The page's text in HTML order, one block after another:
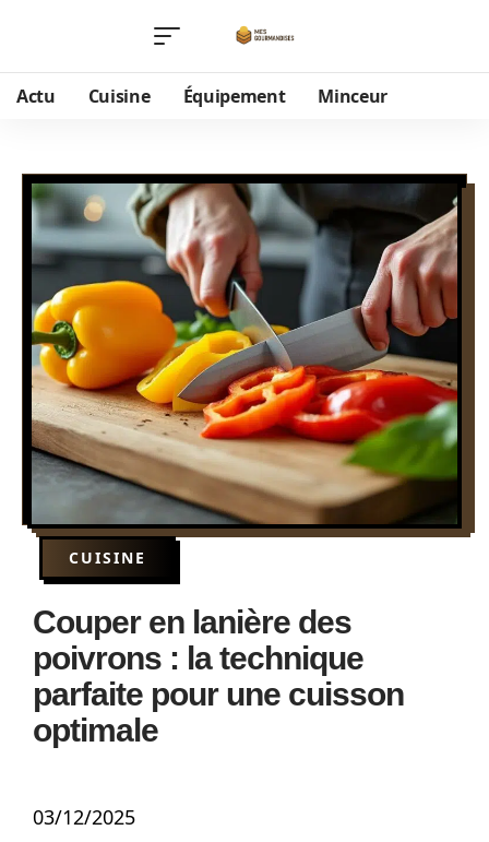
Actu Cuisine Équipement Minceur
CUISINE
Couper en lanière des
poivrons : la technique
parfaite pour une cuisson
optimale
03/12/2025